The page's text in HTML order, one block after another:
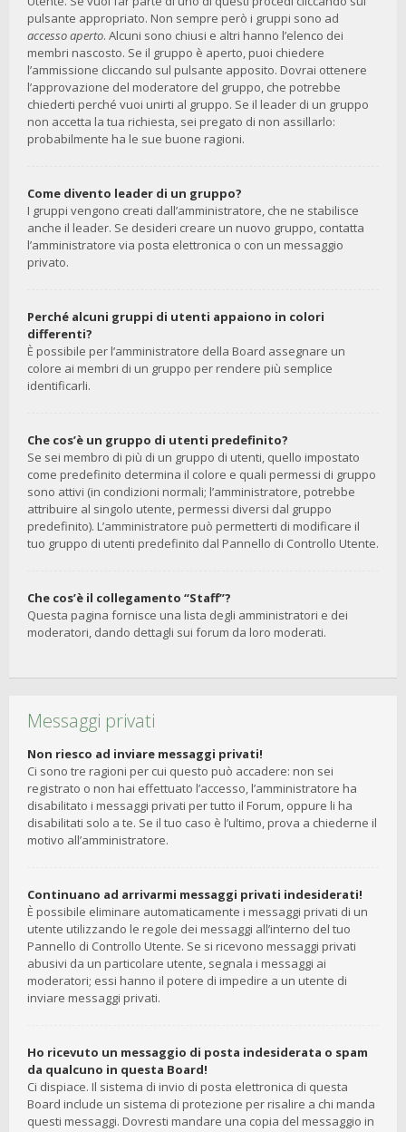
pulsante appropriato. Non sempre però i gruppi sono ad
accesso aperto. Alcuni sono chiusi e altri hanno l’elenco dei
membri nascosto. Se il gruppo è aperto, puoi chiedere
l’ammissione cliccando sul pulsante apposito. Dovrai ottenere
l’approvazione del moderatore del gruppo, che potrebbe
chiederti perché vuoi unirti al gruppo. Se il leader di un gruppo
non accetta la tua richiesta, sei pregato di non assillarlo:
probabilmente ha le sue buone ragioni.
Come divento leader di un gruppo?
I gruppi vengono creati dall’amministratore, che ne stabilisce
anche il leader. Se desideri creare un nuovo gruppo, contatta
l’amministratore via posta elettronica o con un messaggio
privato.
Perché alcuni gruppi di utenti appaiono in colori
differenti?
È possibile per l’amministratore della Board assegnare un
colore ai membri di un gruppo per rendere più semplice
identificarli.
Che cos’è un gruppo di utenti predefinito?
Se sei membro di più di un gruppo di utenti, quello impostato
come predefinito determina il colore e quali permessi di gruppo
sono attivi (in condizioni normali; l’amministratore, potrebbe
attribuire al singolo utente, permessi diversi dal gruppo
predefinito). L’amministratore può permetterti di modificare il
tuo gruppo di utenti predefinito dal Pannello di Controllo Utente.
Che cos’è il collegamento “Staff”?
Questa pagina fornisce una lista degli amministratori e dei
moderatori, dando dettagli sui forum da loro moderati.
Messaggi privati
Non riesco ad inviare messaggi privati!
Ci sono tre ragioni per cui questo può accadere: non sei
registrato o non hai effettuato l’accesso, l’amministratore ha
disabilitato i messaggi privati per tutto il Forum, oppure li ha
disabilitati solo a te. Se il tuo caso è l’ultimo, prova a chiederne il
motivo all’amministratore.
Continuano ad arrivarmi messaggi privati indesiderati!
È possibile eliminare automaticamente i messaggi privati ​​di un
utente utilizzando le regole dei messaggi all’interno del tuo
Pannello di Controllo Utente. Se si ricevono messaggi privati ​​
abusivi da un particolare utente, segnala i messaggi ai
moderatori; essi hanno il potere di impedire a un utente di
inviare messaggi privati​​.
Ho ricevuto un messaggio di posta indesiderata o spam
da qualcuno in questa Board!
Ci dispiace. Il sistema di invio di posta elettronica di questa
Board include un sistema di protezione per risalire a chi manda
questi messaggi. Dovresti mandare una copia del messaggio in